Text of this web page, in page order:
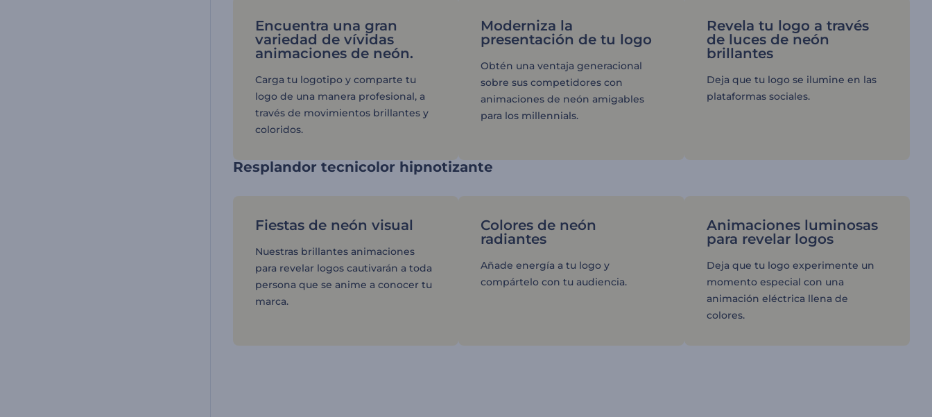
Encuentra una gran
variedad de vívidas
animaciones de neón.
Carga tu logotipo y comparte tu
logo de una manera profesional, a
través de movimientos brillantes y
coloridos.
Moderniza la
presentación de tu logo
Obtén una ventaja generacional
sobre sus competidores con
animaciones de neón amigables
para los millennials.
Revela tu logo a través
de luces de neón
brillantes
Deja que tu logo se ilumine en las
plataformas sociales.
Resplandor tecnicolor hipnotizante
Fiestas de neón visual
Nuestras brillantes animaciones
para revelar logos cautivarán a toda
persona que se anime a conocer tu
marca.
Colores de neón
radiantes
Añade energía a tu logo y
compártelo con tu audiencia.
Animaciones luminosas
para revelar logos
Deja que tu logo experimente un
momento especial con una
animación eléctrica llena de
colores.